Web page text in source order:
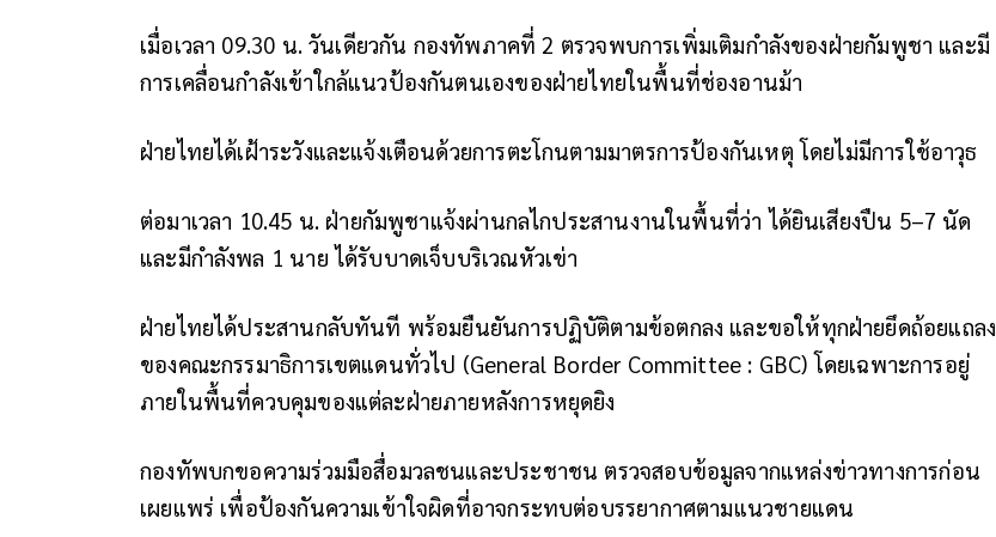
เมื่อเวลา 09.30 น. วันเดียวกัน กองทัพภาคที่ 2 ตรวจพบการเพิ่มเติมกำลังของฝ่ายกัมพูชา และมี
การเคลื่อนกำลังเข้าใกล้แนวป้องกันตนเองของฝ่ายไทยในพื้นที่ช่องอานม้า
ฝ่ายไทยได้เฝ้าระวังและแจ้งเตือนด้วยการตะโกนตามมาตรการป้องกันเหตุ โดยไม่มีการใช้อาวุธ
ต่อมาเวลา 10.45 น. ฝ่ายกัมพูชาแจ้งผ่านกลไกประสานงานในพื้นที่ว่า ได้ยินเสียงปืน 5–7 นัด
และมีกำลังพล 1 นาย ได้รับบาดเจ็บบริเวณหัวเข่า
ฝ่ายไทยได้ประสานกลับทันที พร้อมยืนยันการปฏิบัติตามข้อตกลง และขอให้ทุกฝ่ายยึดถ้อยแถลง
ของคณะกรรมาธิการเขตแดนทั่วไป (General Border Committee : GBC) โดยเฉพาะการอยู่
ภายในพื้นที่ควบคุมของแต่ละฝ่ายภายหลังการหยุดยิง
กองทัพบกขอความร่วมมือสื่อมวลชนและประชาชน ตรวจสอบข้อมูลจากแหล่งข่าวทางการก่อน
เผยแพร่ เพื่อป้องกันความเข้าใจผิดที่อาจกระทบต่อบรรยากาศตามแนวชายแดน